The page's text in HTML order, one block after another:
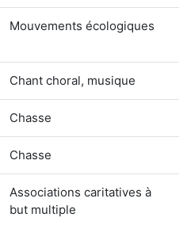
Mouvements écologiques
Chant choral, musique
Chasse
Chasse
Associations caritatives à
but multiple